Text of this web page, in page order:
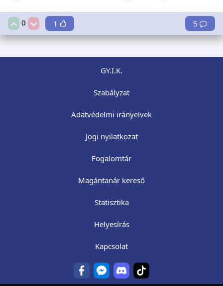
0 1 5
GY.I.K.
Szabályzat
Adatvédelmi irányelvek
Jogi nyilatkozat
Fogalomtár
Magántanár kereső
Statisztika
Helyesírás
Kapcsolat